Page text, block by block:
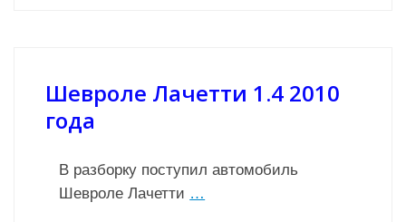
Шевроле Лачетти 1.4 2010
года
В разборку поступил автомобиль
Шевроле Лачетти …